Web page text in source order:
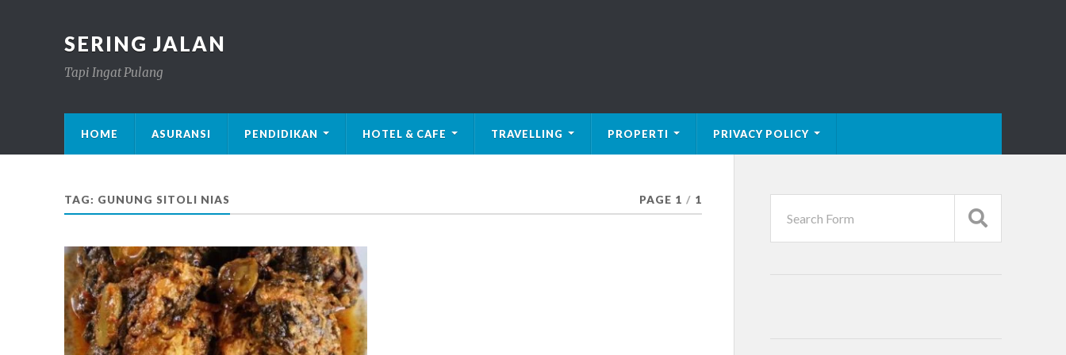
SERING JALAN
Tapi Ingat Pulang
HOME ASURANSI PENDIDIKAN HOTEL & CAFE TRAVELLING PROPERTI PRIVACY POLICY
TAG: GUNUNG SITOLI NIAS PAGE 1 / 1